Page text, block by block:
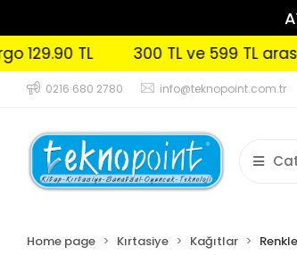
300 TL ve 599 TL arası
0216 680 2780 info@teknopoint.com.tr
Home page Kırtasiye Kağıtlar